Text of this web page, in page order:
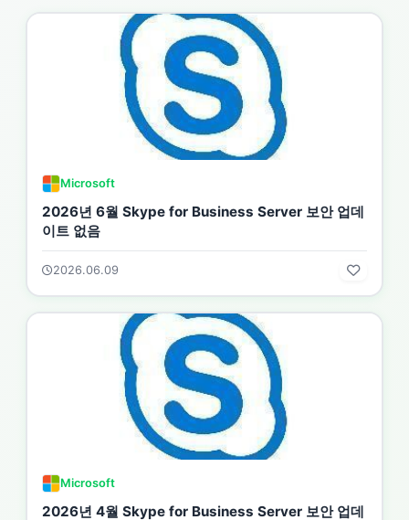
Microsoft
2026년 6월 Skype for Business Server 보안 업데
이트 없음
2026.06.09
Microsoft
2026년 4월 Skype for Business Server 보안 업데